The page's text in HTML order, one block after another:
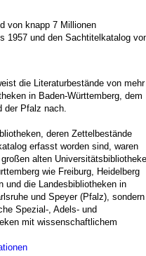
von knapp 7 Millionen
1957 und den Sachtitelkatalog
die Literaturbestände von mehr
in Baden-Württemberg, dem
der Pfalz nach.
deren Zettelbestände
erfasst worden sind, waren
alten
wie Freiburg, Heidelberg
und die Landesbibliotheken in
und Speyer (Pfalz), sondern
Spezial-, Adels- und
mit wissenschaftlichem